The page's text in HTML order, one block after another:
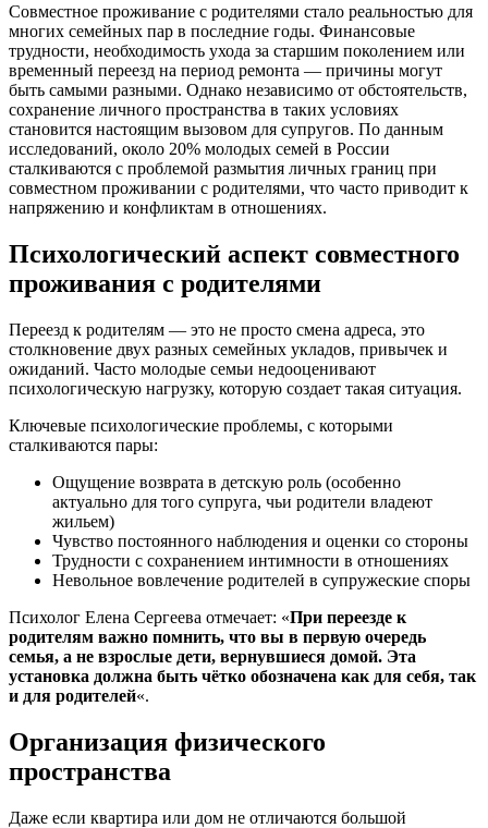
Совместное проживание с родителями стало реальностью для
многих семейных пар в последние годы. Финансовые
трудности, необходимость ухода за старшим поколением или
временный переезд на период ремонта — причины могут
быть самыми разными. Однако независимо от обстоятельств,
сохранение личного пространства в таких условиях
становится настоящим вызовом для супругов. По данным
исследований, около 20% молодых семей в России
сталкиваются с проблемой размытия личных границ при
совместном проживании с родителями, что часто приводит к
напряжению и конфликтам в отношениях.
Психологический аспект совместного
проживания с родителями
Переезд к родителям — это не просто смена адреса, это
столкновение двух разных семейных укладов, привычек и
ожиданий. Часто молодые семьи недооценивают
психологическую нагрузку, которую создает такая ситуация.
Ключевые психологические проблемы, с которыми
сталкиваются пары:
Ощущение возврата в детскую роль (особенно
актуально для того супруга, чьи родители владеют
жильем)
Чувство постоянного наблюдения и оценки со стороны
Трудности с сохранением интимности в отношениях
Невольное вовлечение родителей в супружеские споры
Психолог Елена Сергеева отмечает: «При переезде к
родителям важно помнить, что вы в первую очередь
семья, а не взрослые дети, вернувшиеся домой. Эта
установка должна быть чётко обозначена как для себя, так
и для родителей«.
Организация физического
пространства
Даже если квартира или дом не отличаются большой